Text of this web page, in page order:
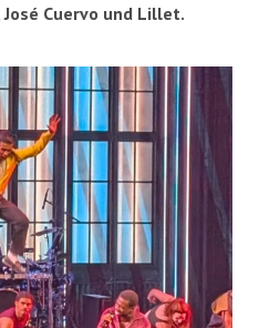
Cuervo und Lillet.